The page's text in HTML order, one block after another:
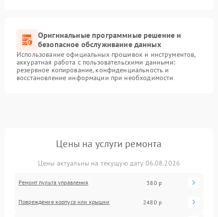
Оригинальные программные решение и
безопасное обслуживание данных
Использование официальных прошивок и инструментов,
аккуратная работа с пользовательскими данными:
резервное копирование, конфиденциальность и
восстановление информации при необходимости
Цены на услуги ремонта
Цены актуальны на текущую дату 06.08.2026
Ремонт пульта управления 380 р
Повреждение корпуса или крышки 2480 р